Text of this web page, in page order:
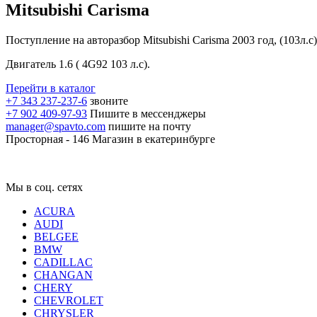
Mitsubishi Carisma
Поступление на авторазбор Mitsubishi Carisma 2003 год,
Двигатель 1.6 ( 4G92 103 л.с).
Перейти в каталог
+7 343 237-237-6 звоните
+7 902 409-97-93 Пишите в мессенджеры
manager@spavto.com пишите на почту
Просторная - 146 Магазин в екатеринбурге
Мы в соц. сетях
ACURA
AUDI
BELGEE
BMW
CADILLAC
CHANGAN
CHERY
CHEVROLET
CHRYSLER